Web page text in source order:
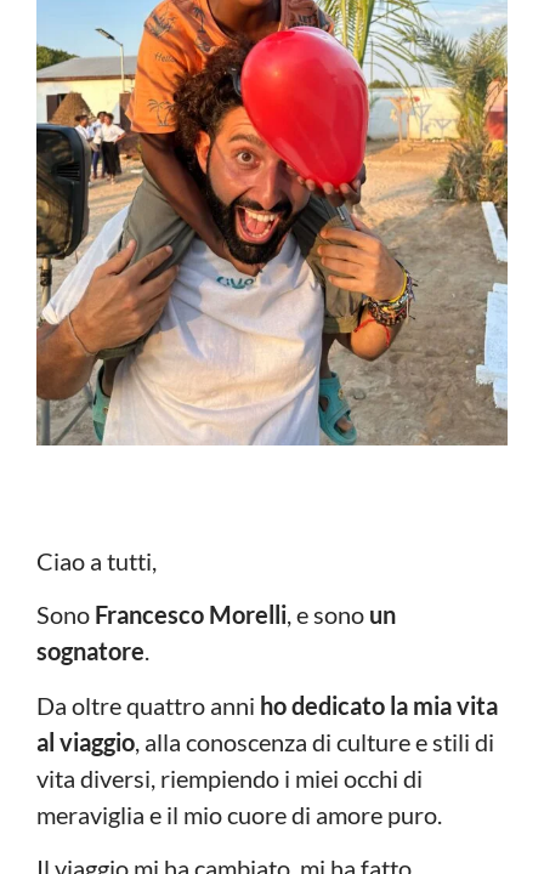
Ciao a tutti,
Sono Francesco Morelli, e sono un
sognatore.
Da oltre quattro anni ho dedicato la mia vita
al viaggio , alla conoscenza di culture e stili di
vita diversi, riempiendo i miei occhi di
meraviglia e il mio cuore di amore puro.
Il viaggio mi ha cambiato, mi ha fatto